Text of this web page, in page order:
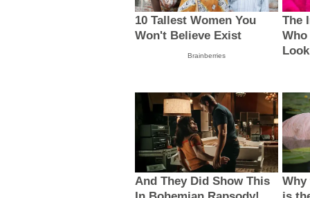
10 Tallest Women You
Won't Believe Exist
Brainberries
The
Who
And They Did Show This